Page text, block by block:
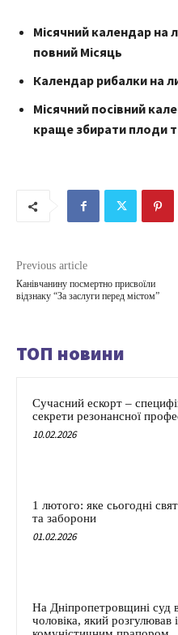
Місячний календар на
повний Місяць
Календар рибалки на
Місячний посівний
краще збирати плоди
Previous article
Канівчанину посмертно присвоїли
відзнаку “За заслуги перед містом”
ТОП новини
Сучасний ескорт –
секрети резонансної
10.02.2026
1 лютого: яке сьогодні
та заборони
01.02.2026
На Дніпропетровщині суд
чоловіка, який розгулював